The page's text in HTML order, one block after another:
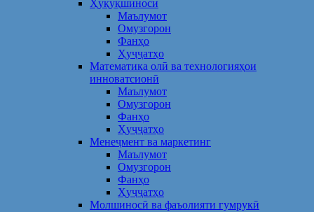
Ҳуқуқшиносӣ
Маълумот
Омузгорон
Фанҳо
Ҳуҷҷатҳо
Математика олӣ ва технологияҳои
инноватсионӣ
Маълумот
Омузгорон
Фанҳо
Ҳуҷҷатҳо
Менеҷмент ва маркетинг
Маълумот
Омузгорон
Фанҳо
Ҳуҷҷатҳо
Молшиносӣ ва фаъолияти гумрукӣ